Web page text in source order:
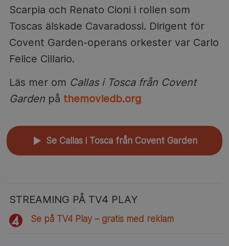
Scarpia och Renato Cioni i rollen som
Toscas älskade Cavaradossi. Dirigent för
Covent Garden-operans orkester var Carlo
Felice Cillario.
Läs mer om Callas i Tosca från Covent
Gardenpå themoviedb.org
▲ Se Callas i Tosca från Covent Garden
STREAMING PÅ TV4 PLAY
Se på TV4 Play – gratis med reklam